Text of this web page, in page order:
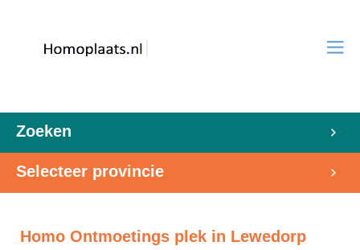
Zoeken
Selecteer provincie
Homo Ontmoetings plek in Lewedorp